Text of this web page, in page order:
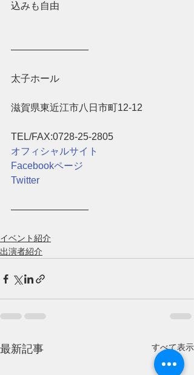
込みも自由
————————
太子ホール
滋賀県東近江市八日市町12-12
TEL/FAX:0728-25-2805
オフィシャルサイト
Facebookページ
Twitter
――――――――
イベント紹介
出演者紹介
最新記事 すべて表示